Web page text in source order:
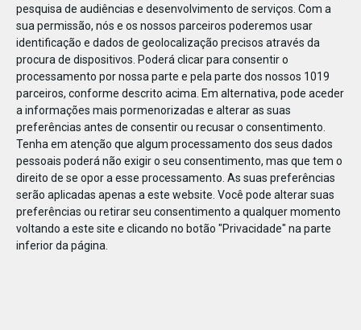
pesquisa de audiências e desenvolvimento de serviços. Com a
sua permissão, nós e os nossos parceiros poderemos usar
identificação e dados de geolocalização precisos através da
procura de dispositivos. Poderá clicar para consentir o
processamento por nossa parte e pela parte dos nossos 1019
parceiros, conforme descrito acima. Em alternativa, pode aceder
a informações mais pormenorizadas e alterar as suas
preferências antes de consentir ou recusar o consentimento.
Tenha em atenção que algum processamento dos seus dados
pessoais poderá não exigir o seu consentimento, mas que tem o
direito de se opor a esse processamento. As suas preferências
serão aplicadas apenas a este website. Você pode alterar suas
preferências ou retirar seu consentimento a qualquer momento
voltando a este site e clicando no botão "Privacidade" na parte
inferior da página.
123686704895871